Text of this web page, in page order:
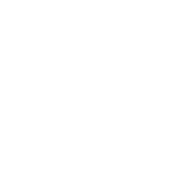
Castel jugará en el
subir a Primera
Marbella FC:
en todo lo posible y